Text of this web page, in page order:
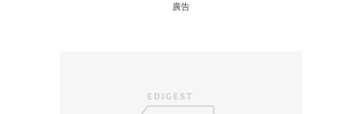
廣告